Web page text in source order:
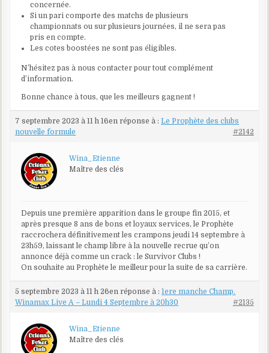
concernée.
Si un pari comporte des matchs de plusieurs
championnats ou sur plusieurs journées, il ne sera pas
pris en compte.
Les cotes boostées ne sont pas éligibles.
N’hésitez pas à nous contacter pour tout complément
d’information.
Bonne chance à tous, que les meilleurs gagnent !
7 septembre 2023 à 11 h 16en réponse à :Le Prophète des clubs
nouvelle formule
#2142
Wina_Etienne
Maître des clés
Depuis une première apparition dans le groupe fin 2015, et
après presque 8 ans de bons et loyaux services, le Prophète
raccrochera définitivement les crampons jeudi 14 septembre à
23h59, laissant le champ libre à la nouvelle recrue qu’on
annonce déjà comme un crack : le Survivor Clubs !
On souhaite au Prophète le meilleur pour la suite de sa carrière.
5 septembre 2023 à 11 h 26en réponse à :1ere manche Champ.
Winamax Live A – Lundi 4 Septembre à 20h30
#2135
Wina_Etienne
Maître des clés